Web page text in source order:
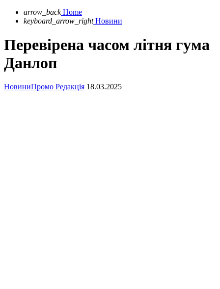
arrow_back Home
keyboard_arrow_right Новини
Перевірена часом літня гума
Данлоп
НовиниПромо Редакція 18.03.2025